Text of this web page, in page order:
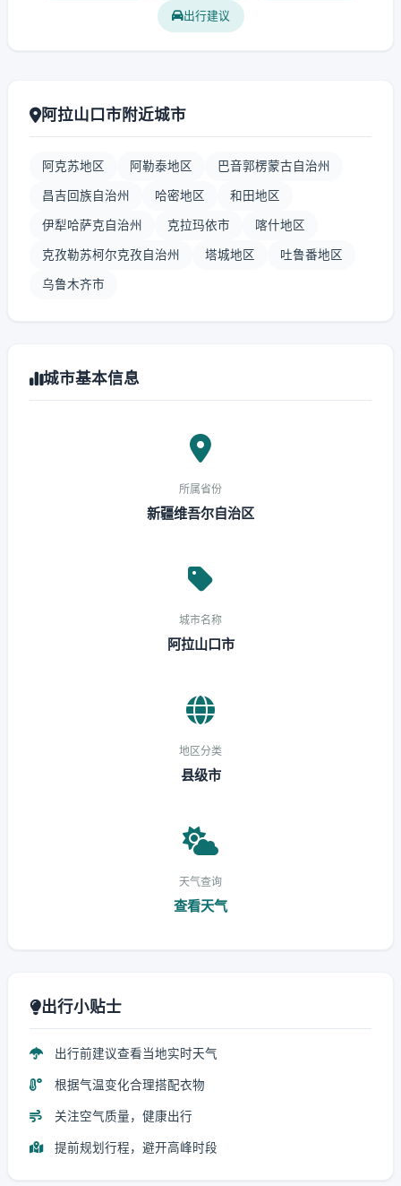
出行建议
阿拉山口市附近城市
阿克苏地区 阿勒泰地区 巴音郭楞蒙古自治州
昌吉回族自治州 哈密地区 和田地区
伊犁哈萨克自治州 克拉玛依市 喀什地区
克孜勒苏柯尔克孜自治州 塔城地区 吐鲁番地区
乌鲁木齐市
城市基本信息
所属省份
新疆维吾尔自治区
城市名称
阿拉山口市
地区分类
县级市
天气查询
查看天气
出行小贴士
出行前建议查看当地实时天气
根据气温变化合理搭配衣物
关注空气质量，健康出行
提前规划行程，避开高峰时段